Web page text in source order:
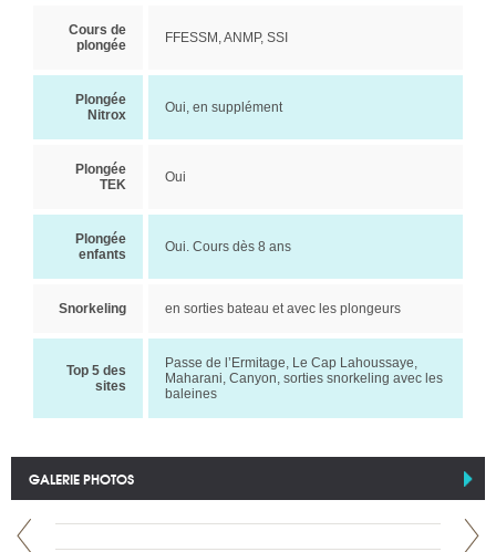
Cours de
plongée
FFESSM, ANMP, SSI
Plongée
Nitrox
Oui, en supplément
Plongée
TEK
Oui
Plongée
enfants
Oui. Cours dès 8 ans
Snorkeling en sorties bateau et avec les plongeurs
Top 5 des
sites
Passe de l’Ermitage, Le Cap Lahoussaye,
Maharani, Canyon, sorties snorkeling avec les
baleines
GALERIE PHOTOS